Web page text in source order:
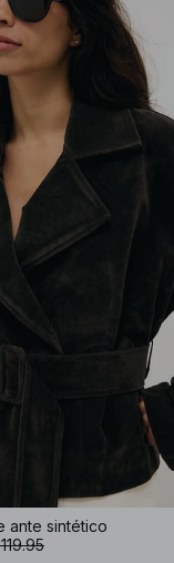
ante sintético